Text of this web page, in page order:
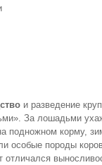
и разведение
За лошадьми
корму,
особые породы